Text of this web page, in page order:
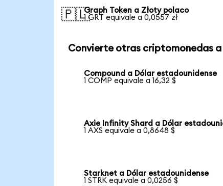
🇵🇱Graph Token a Złoty polaco
1 GRT equivale a 0,0557 zł
Convierte otras criptomonedas a
Compound a Dólar estadounidense
1 COMP equivale a 16,32 $
Axie Infinity Shard a Dólar
1 AXS equivale a 0,8648 $
Starknet a Dólar estadounidense
1 STRK equivale a 0,0256 $